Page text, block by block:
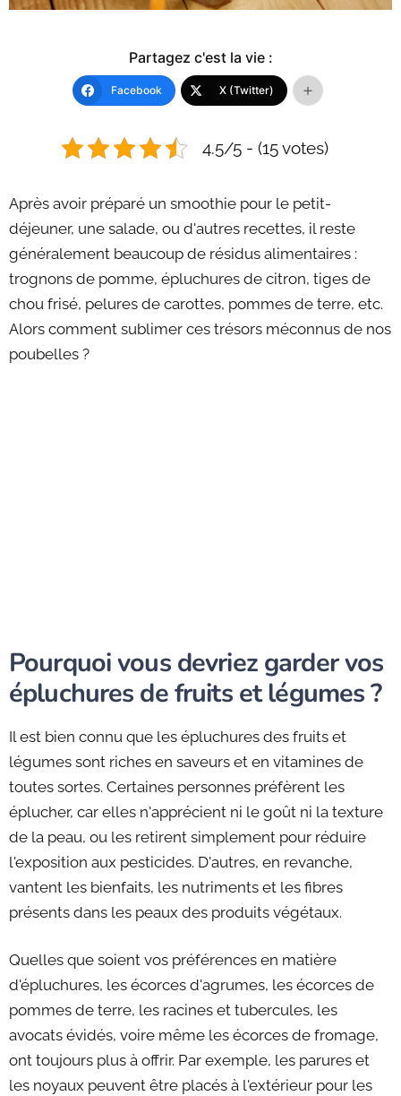
Partagez c'est la vie :
Facebook X (Twitter)
4.5/5 - (15 votes)
Après avoir préparé un smoothie pour le petit-
déjeuner, une salade, ou d'autres recettes, il reste
généralement beaucoup de résidus alimentaires :
trognons de pomme, épluchures de citron, tiges de
chou frisé, pelures de carottes, pommes de terre, etc.
Alors comment sublimer ces trésors méconnus de nos
poubelles ?
Pourquoi vous devriez garder vos
épluchures de fruits et légumes ?
Il est bien connu que les épluchures des fruits et
légumes sont riches en saveurs et en vitamines de
toutes sortes. Certaines personnes préfèrent les
éplucher, car elles n'apprécient ni le goût ni la texture
de la peau, ou les retirent simplement pour réduire
l'exposition aux pesticides. D'autres, en revanche,
vantent les bienfaits, les nutriments et les fibres
présents dans les peaux des produits végétaux.
Quelles que soient vos préférences en matière
d'épluchures, les écorces d'agrumes, les écorces de
pommes de terre, les racines et tubercules, les
avocats évidés, voire même les écorces de fromage,
ont toujours plus à offrir. Par exemple, les parures et
les noyaux peuvent être placés à l'extérieur pour les